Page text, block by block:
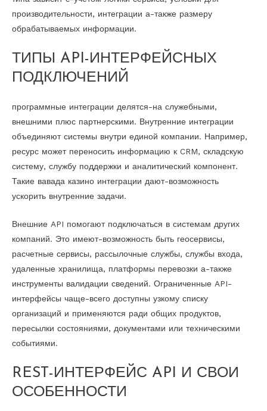
производительности, интеграции а-также размеру
обрабатываемых информации.
ТИПЫ API-ИНТЕРФЕЙСНЫХ
ПОДКЛЮЧЕНИЙ
программные интеграции делятся-на служебными,
внешними плюс партнерскими. Внутренние интеграции
объединяют системы внутри единой компании. Например,
ресурс может переносить информацию к CRM, складскую
систему, службу поддержки и аналитический компонент.
Такие вавада казино интеграции дают-возможность
ускорить внутренние задачи.
Внешние API помогают подключаться в системам других
компаний. Это имеют-возможность быть геосервисы,
расчетные сервисы, рассылочные службы, службы входа,
удаленные хранилища, платформы перевозки а-также
инструменты валидации сведений. Ограниченные API-
интерфейсы чаще-всего доступны узкому списку
организаций и применяются ради общих продуктов,
пересылки состояниями, документами или техническими
событиями.
REST-ИНТЕРФЕЙС API И СВОИ
ОСОБЕННОСТИ